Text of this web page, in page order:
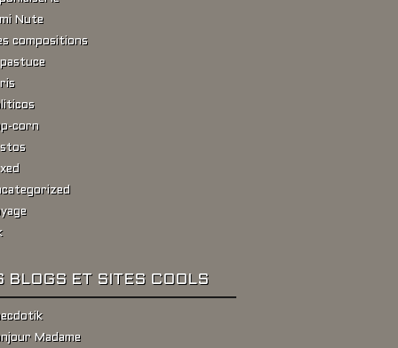
Nute
compositions
corn
BLOGS ET SITES COOLS
Madame